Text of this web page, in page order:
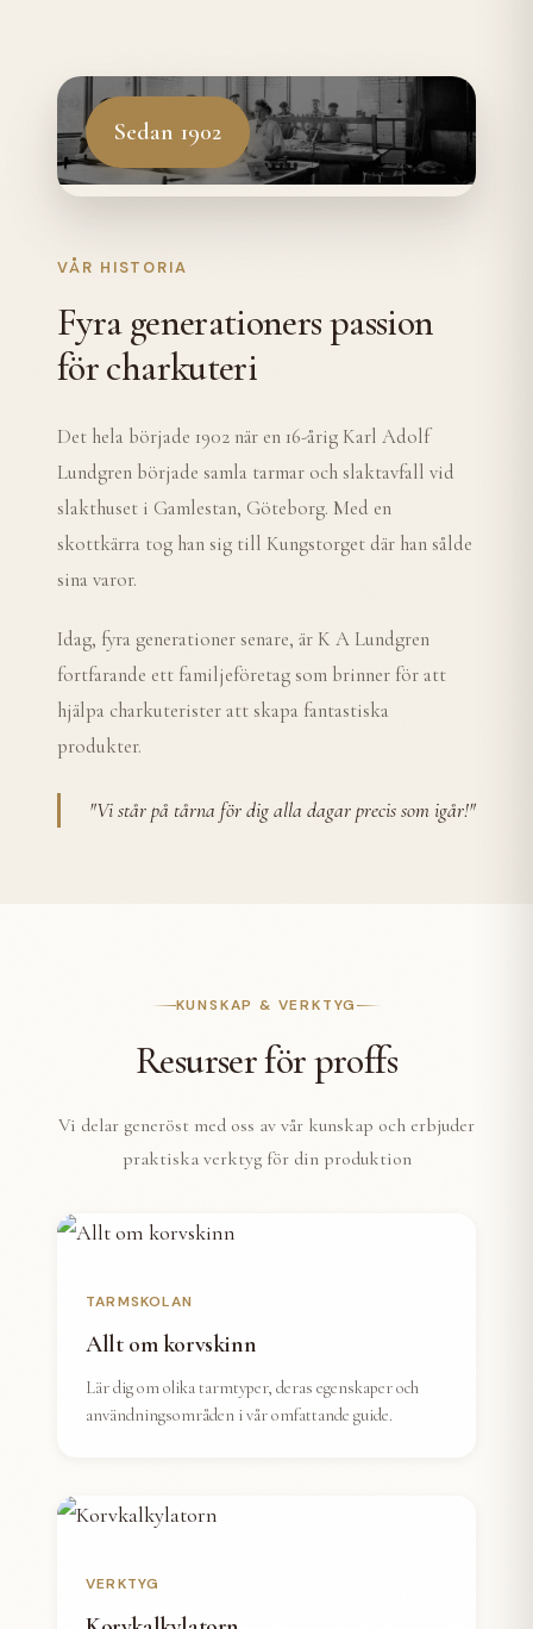
Sedan 1902
VÅR HISTORIA
Fyra generationers passion
för charkuteri
Det hela började 1902 när en 16-årig Karl Adolf
Lundgren började samla tarmar och slaktavfall vid
slakthuset i Gamlestan, Göteborg. Med en
skottkärra tog han sig till Kungstorget där han sålde
sina varor.
Idag, fyra generationer senare, är K A Lundgren
fortfarande ett familjeföretag som brinner för att
hjälpa charkuterister att skapa fantastiska
produkter.
"Vi står på tårna för dig alla dagar precis som igår!"
KUNSKAP & VERKTYG
Resurser för proffs
Vi delar generöst med oss av vår kunskap och erbjuder
praktiska verktyg för din produktion
TARMSKOLAN
Allt om korvskinn
Lär dig om olika tarmtyper, deras egenskaper och
användningsområden i vår omfattande guide.
VERKTYG